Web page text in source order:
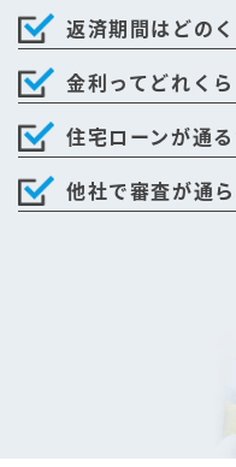
返済期間はどの
金利ってどれくら
住宅ローンが通
他社で審査が通